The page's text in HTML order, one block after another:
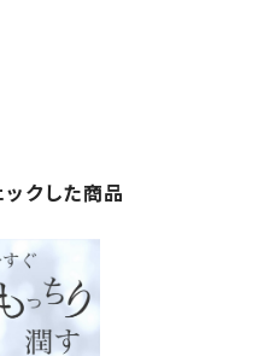
クした商品